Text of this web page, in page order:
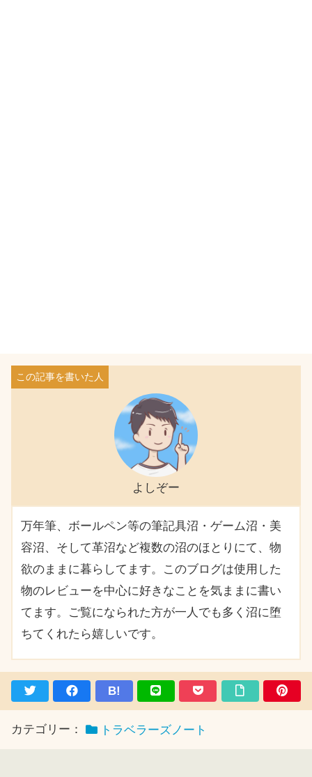
よしぞー
万年筆、ボールペン等の筆記具沼・ゲーム沼・美
容沼、そして革沼など複数の沼のほとりにて、物
欲のままに暮らしてます。このブログは使用した
物のレビューを中心に好きなことを気ままに書い
てます。ご覧になられた方が一人でも多く沼に堕
ちてくれたら嬉しいです。
B!
カテゴリー： トラベラーズノート